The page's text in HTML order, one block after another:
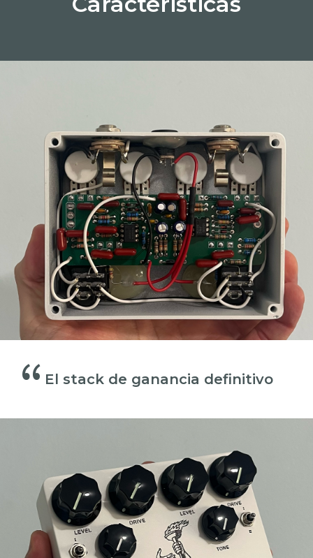
“ El stack de ganancia definitivo